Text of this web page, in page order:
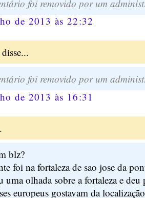
foi removido por um
de 2013 às 22:32
foi removido por um
de 2013 às 16:31
blz?
foi na fortaleza de sao jose da
uma olhada sobre a fortaleza e deu
europeus gostavam da